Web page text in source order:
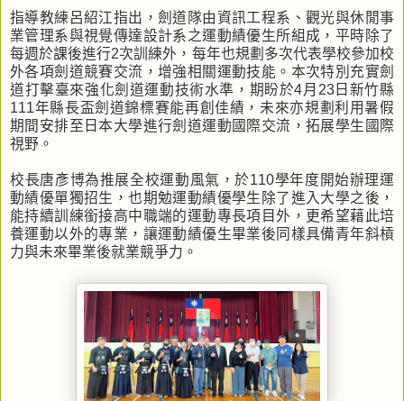
指導教練呂紹江指出，劍道隊由資訊工程系、觀光與休閒事
業管理系與視覺傳達設計系之運動績優生所組成，平時除了
每週於課後進行2次訓練外，每年也規劃多次代表學校參加校
外各項劍道競賽交流，增強相關運動技能。本次特別充實劍
道打擊臺來強化劍道運動技術水準，期盼於4月23日新竹縣
111年縣長盃劍道錦標賽能再創佳績，未來亦規劃利用暑假
期間安排至日本大學進行劍道運動國際交流，拓展學生國際
視野。
校長唐彥博為推展全校運動風氣，於110學年度開始辦理運
動績優單獨招生，也期勉運動績優學生除了進入大學之後，
能持續訓練銜接高中職端的運動專長項目外，更希望藉此培
養運動以外的專業，讓運動績優生畢業後同樣具備青年斜槓
力與未來畢業後就業競爭力。